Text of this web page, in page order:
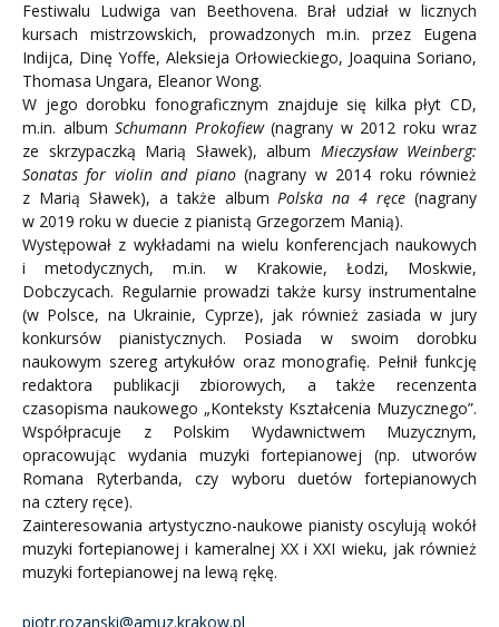
Festiwalu Ludwiga van Beethovena. Brał udział w licznych
kursach mistrzowskich, prowadzonych m.in. przez Eugena
Indijca, Dinę Yoffe, Aleksieja Orłowieckiego, Joaquina Soriano,
Thomasa Ungara, Eleanor Wong.
W jego dorobku fonograficznym znajduje się kilka płyt CD,
m.in. album Schumann Prokofiew (nagrany w 2012 roku wraz
ze skrzypaczką Marią Sławek), album Mieczysław Weinberg:
Sonatas for violin and piano(nagrany w 2014 roku również
z Marią Sławek), a także albumPolska na 4 ręce(nagrany
w 2019 roku w duecie z pianistą Grzegorzem Manią).
Występował z wykładami na wielu konferencjach naukowych
i metodycznych, m.in. w Krakowie, Łodzi, Moskwie,
Dobczycach. Regularnie prowadzi także kursy instrumentalne
(w Polsce, na Ukrainie, Cyprze), jak również zasiada w jury
konkursów pianistycznych. Posiada w swoim dorobku
naukowym szereg artykułów oraz monografię. Pełnił funkcję
redaktora publikacji zbiorowych, a także recenzenta
czasopisma naukowego „Konteksty Kształcenia Muzycznego”.
Współpracuje z Polskim Wydawnictwem Muzycznym,
opracowując wydania muzyki fortepianowej (np. utworów
Romana Ryterbanda, czy wyboru duetów fortepianowych
na cztery ręce).
Zainteresowania artystyczno-naukowe pianisty oscylują wokół
muzyki fortepianowej i kameralnej XX i XXI wieku, jak również
muzyki fortepianowej na lewą rękę.
piotr.rozanski@amuz.krakow.pl